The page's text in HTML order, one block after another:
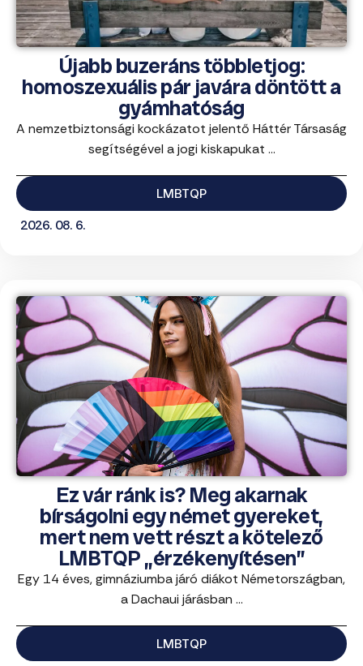
Újabb buzeráns többletjog:
homoszexuális pár javára döntött a
gyámhatóság
A nemzetbiztonsági kockázatot jelentő Háttér Társaság
segítségével a jogi kiskapukat ...
LMBTQP
2026. 08. 6.
Ez vár ránk is? Meg akarnak
bírságolni egy német gyereket,
mert nem vett részt a kötelező
LMBTQP „érzékenyítésen”
Egy 14 éves, gimnáziumba járó diákot Németországban,
a Dachaui járásban ...
LMBTQP